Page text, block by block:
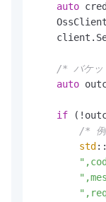
auto
/* バケッ
auto
if
/* 例
std ::